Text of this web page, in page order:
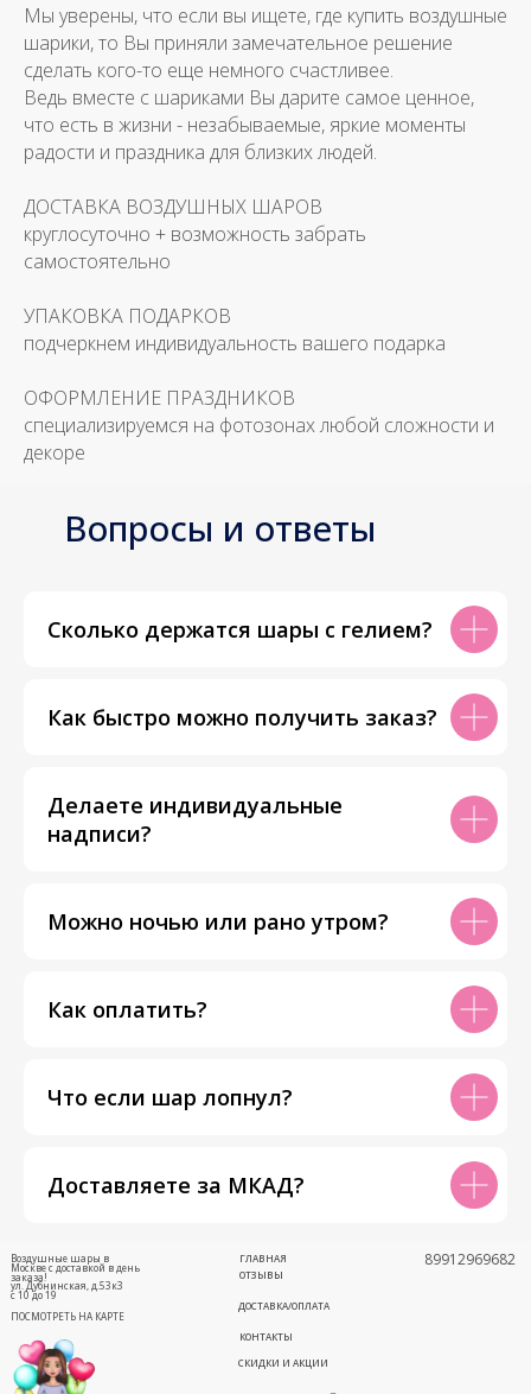
Мы уверены, что если вы ищете, где купить воздушные
шарики, то Вы приняли замечательное решение
сделать кого-то еще немного счастливее.
Ведь вместе с шариками Вы дарите самое ценное,
что есть в жизни - незабываемые, яркие моменты
радости и праздника для близких людей.
ДОСТАВКА ВОЗДУШНЫХ ШАРОВ
круглосуточно + возможность забрать
самостоятельно
УПАКОВКА ПОДАРКОВ
подчеркнем индивидуальность вашего подарка
ОФОРМЛЕНИЕ ПРАЗДНИКОВ
специализируемся на фотозонах любой сложности и
декоре
Вопросы и ответы
Сколько держатся шары с гелием?
Как быстро можно получить заказ?
Делаете индивидуальные
надписи?
Можно ночью или рано утром?
Как оплатить?
Что если шар лопнул?
Доставляете за МКАД?
ул. Дубнинская, д.53к3
с 10 до 19
ПОСМОТРЕТЬ НА КАРТЕ
ОТЗЫВЫ
ГЛАВНАЯ
ДОСТАВКА/ОПЛАТА
СКИДКИ И АКЦИИ
КОНТАКТЫ
89912969682
Воздушные шары в
Москве с доставкой в день
заказа!